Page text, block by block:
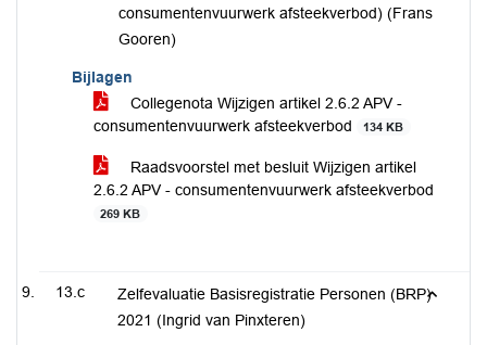
consumentenvuurwerk afsteekverbod) (Frans
Gooren)
Bijlagen
Collegenota Wijzigen artikel 2.6.2 APV -
consumentenvuurwerk afsteekverbod
134 KB
Raadsvoorstel met besluit Wijzigen artikel
2.6.2 APV - consumentenvuurwerk afsteekverbod
269 KB
13.c
Zelfevaluatie Basisregistratie Personen (BRP)
2021 (Ingrid van Pinxteren)